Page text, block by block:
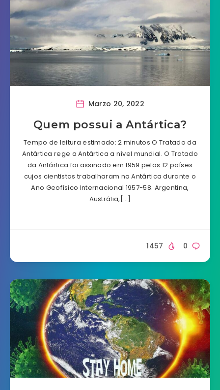
Marzo 20, 2022
Quem possui a Antártica?
Tempo de leitura estimado: 2 minutos O Tratado da
Antártica rege a Antártica a nível mundial. O Tratado
da Antártica foi assinado em 1959 pelos 12 países
cujos cientistas trabalharam na Antártica durante o
Ano Geofísico Internacional 1957-58. Argentina,
Austrália,[…]
0
1457